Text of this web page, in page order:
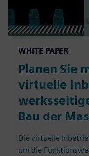
WHITE PAPER
Planen Sie
virtuelle
Bau der
Die virtuelle
um die